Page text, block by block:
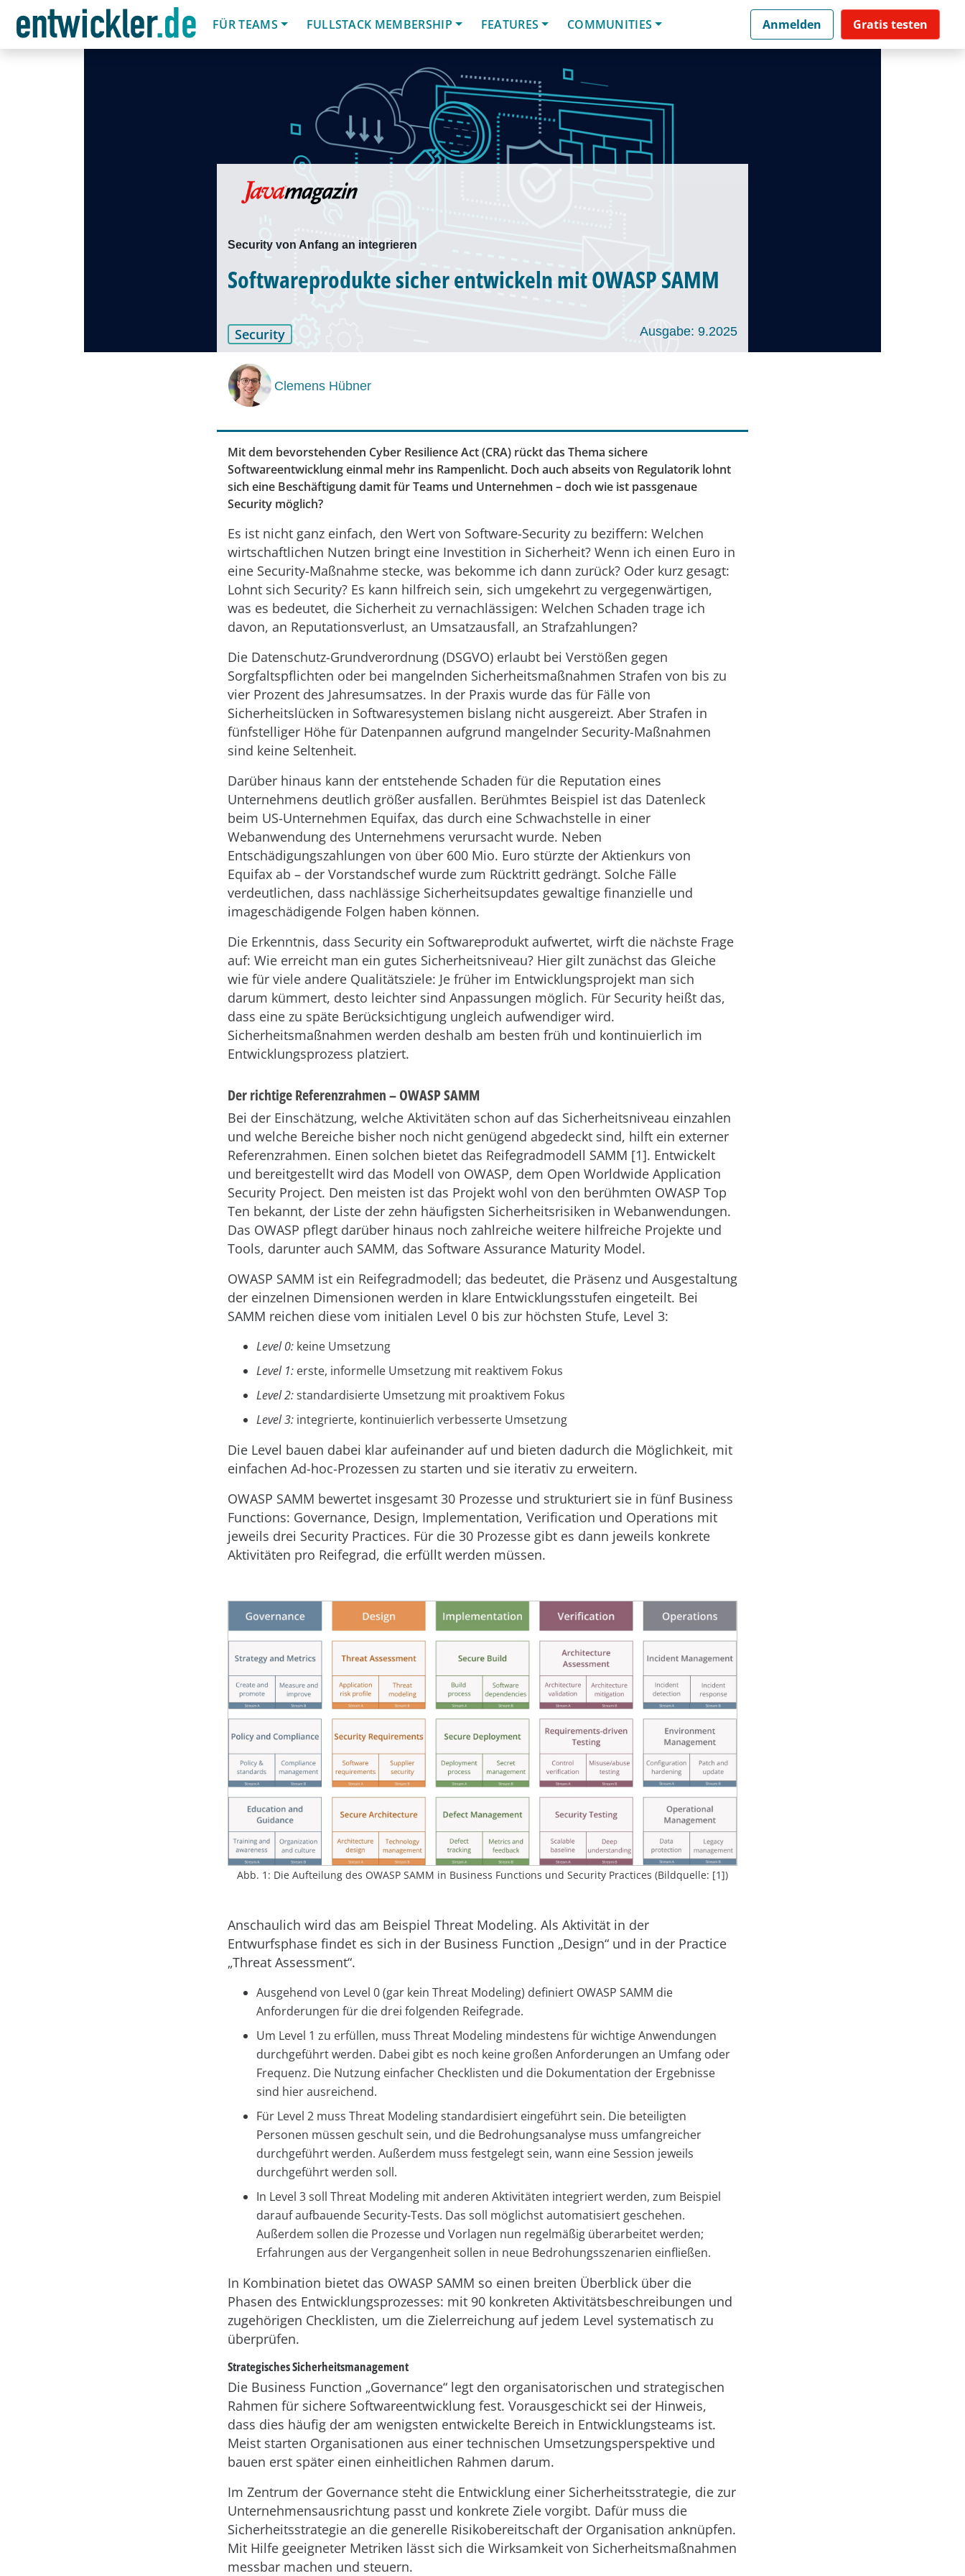
FÜR TEAMS
FULLSTACK MEMBERSHIP FEATURES COMMUNITIES Anmelden Gratis testen
Security von Anfang an integrieren
Softwareprodukte sicher entwickeln mit OWASP SAMM
Security Ausgabe: 9.2025
Clemens Hübner
Mit dem bevorstehenden Cyber Resilience Act (CRA) rückt das Thema sichere
Softwareentwicklung einmal mehr ins Rampenlicht. Doch auch abseits von Regulatorik lohnt
sich eine Beschäftigung damit für Teams und Unternehmen – doch wie ist passgenaue
Security möglich?
Es ist nicht ganz einfach, den Wert von Software-Security zu beziffern: Welchen
wirtschaftlichen Nutzen bringt eine Investition in Sicherheit? Wenn ich einen Euro in
eine Security-Maßnahme stecke, was bekomme ich dann zurück? Oder kurz gesagt:
Lohnt sich Security? Es kann hilfreich sein, sich umgekehrt zu vergegenwärtigen,
was es bedeutet, die Sicherheit zu vernachlässigen: Welchen Schaden trage ich
davon, an Reputationsverlust, an Umsatzausfall, an Strafzahlungen?
Die Datenschutz-Grundverordnung (DSGVO) erlaubt bei Verstößen gegen
Sorgfaltspflichten oder bei mangelnden Sicherheitsmaßnahmen Strafen von bis zu
vier Prozent des Jahresumsatzes. In der Praxis wurde das für Fälle von
Sicherheitslücken in Softwaresystemen bislang nicht ausgereizt. Aber Strafen in
fünfstelliger Höhe für Datenpannen aufgrund mangelnder Security-Maßnahmen
sind keine Seltenheit.
Darüber hinaus kann der entstehende Schaden für die Reputation eines
Unternehmens deutlich größer ausfallen. Berühmtes Beispiel ist das Datenleck
beim US-Unternehmen Equifax, das durch eine Schwachstelle in einer
Webanwendung des Unternehmens verursacht wurde. Neben
Entschädigungszahlungen von über 600 Mio. Euro stürzte der Aktienkurs von
Equifax ab – der Vorstandschef wurde zum Rücktritt gedrängt. Solche Fälle
verdeutlichen, dass nachlässige Sicherheitsupdates gewaltige finanzielle und
imageschädigende Folgen haben können.
Die Erkenntnis, dass Security ein Softwareprodukt aufwertet, wirft die nächste Frage
auf: Wie erreicht man ein gutes Sicherheitsniveau? Hier gilt zunächst das Gleiche
wie für viele andere Qualitätsziele: Je früher im Entwicklungsprojekt man sich
darum kümmert, desto leichter sind Anpassungen möglich. Für Security heißt das,
dass eine zu späte Berücksichtigung ungleich aufwendiger wird.
Sicherheitsmaßnahmen werden deshalb am besten früh und kontinuierlich im
Entwicklungsprozess platziert.
Der richtige Referenzrahmen – OWASP SAMM
Bei der Einschätzung, welche Aktivitäten schon auf das Sicherheitsniveau einzahlen
und welche Bereiche bisher noch nicht genügend abgedeckt sind, hilft ein externer
Referenzrahmen. Einen solchen bietet das Reifegradmodell SAMM [1]. Entwickelt
und bereitgestellt wird das Modell von OWASP, dem Open Worldwide Application
Security Project. Den meisten ist das Projekt wohl von den berühmten OWASP Top
Ten bekannt, der Liste der zehn häufigsten Sicherheitsrisiken in Webanwendungen.
Das OWASP pflegt darüber hinaus noch zahlreiche weitere hilfreiche Projekte und
Tools, darunter auch SAMM, das Software Assurance Maturity Model.
OWASP SAMM ist ein Reifegradmodell; das bedeutet, die Präsenz und Ausgestaltung
der einzelnen Dimensionen werden in klare Entwicklungsstufen eingeteilt. Bei
SAMM reichen diese vom initialen Level 0 bis zur höchsten Stufe, Level 3:
Level 0: keine Umsetzung
Level 1: erste, informelle Umsetzung mit reaktivem Fokus
Level 2:standardisierte Umsetzung mit proaktivem Fokus
Level 3: integrierte, kontinuierlich verbesserte Umsetzung
Die Level bauen dabei klar aufeinander auf und bieten dadurch die Möglichkeit, mit
einfachen Ad-hoc-Prozessen zu starten und sie iterativ zu erweitern.
OWASP SAMM bewertet insgesamt 30 Prozesse und strukturiert sie in fünf Business
Functions: Governance, Design, Implementation, Verification und Operations mit
jeweils drei Security Practices. Für die 30 Prozesse gibt es dann jeweils konkrete
Aktivitäten pro Reifegrad, die erfüllt werden müssen.
Abb. 1: Die Aufteilung des OWASP SAMM in Business Functions und Security Practices (Bildquelle: [1])
Anschaulich wird das am Beispiel Threat Modeling. Als Aktivität in der
Entwurfsphase findet es sich in der Business Function „Design“ und in der Practice
„Threat Assessment“.
Ausgehend von Level 0 (gar kein Threat Modeling) definiert OWASP SAMM die
Anforderungen für die drei folgenden Reifegrade.
Um Level 1 zu erfüllen, muss Threat Modeling mindestens für wichtige Anwendungen
durchgeführt werden. Dabei gibt es noch keine großen Anforderungen an Umfang oder
Frequenz. Die Nutzung einfacher Checklisten und die Dokumentation der Ergebnisse
sind hier ausreichend.
Für Level 2 muss Threat Modeling standardisiert eingeführt sein. Die beteiligten
Personen müssen geschult sein, und die Bedrohungsanalyse muss umfangreicher
durchgeführt werden. Außerdem muss festgelegt sein, wann eine Session jeweils
durchgeführt werden soll.
In Level 3 soll Threat Modeling mit anderen Aktivitäten integriert werden, zum Beispiel
darauf aufbauende Security-Tests. Das soll möglichst automatisiert geschehen.
Außerdem sollen die Prozesse und Vorlagen nun regelmäßig überarbeitet werden;
Erfahrungen aus der Vergangenheit sollen in neue Bedrohungsszenarien einfließen.
In Kombination bietet das OWASP SAMM so einen breiten Überblick über die
Phasen des Entwicklungsprozesses: mit 90 konkreten Aktivitätsbeschreibungen und
zugehörigen Checklisten, um die Zielerreichung auf jedem Level systematisch zu
überprüfen.
Strategisches Sicherheitsmanagement
Die Business Function „Governance“ legt den organisatorischen und strategischen
Rahmen für sichere Softwareentwicklung fest. Vorausgeschickt sei der Hinweis,
dass dies häufig der am wenigsten entwickelte Bereich in Entwicklungsteams ist.
Meist starten Organisationen aus einer technischen Umsetzungsperspektive und
bauen erst später einen einheitlichen Rahmen darum.
Im Zentrum der Governance steht die Entwicklung einer Sicherheitsstrategie, die zur
Unternehmensausrichtung passt und konkrete Ziele vorgibt. Dafür muss die
Sicherheitsstrategie an die generelle Risikobereitschaft der Organisation anknüpfen.
Mit Hilfe geeigneter Metriken lässt sich die Wirksamkeit von Sicherheitsmaßnahmen
messbar machen und steuern.